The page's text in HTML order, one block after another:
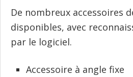
De nombreux accessoires
disponibles, avec
par le logiciel.
Accessoire à angle fixe